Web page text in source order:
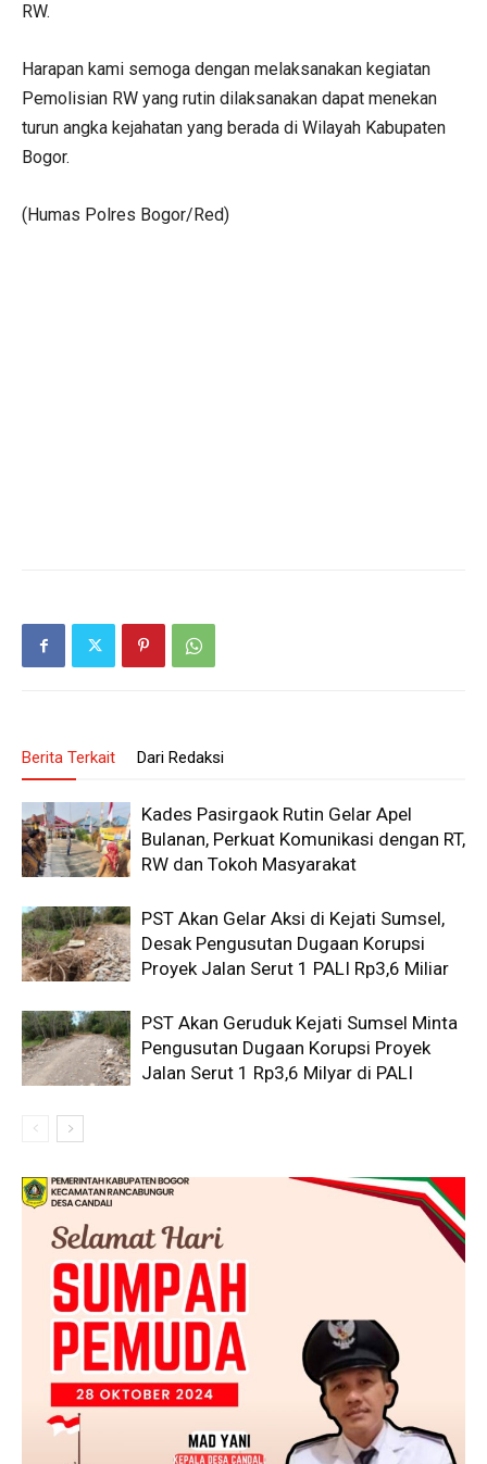
RW.
Harapan kami semoga dengan melaksanakan kegiatan
Pemolisian RW yang rutin dilaksanakan dapat menekan
turun angka kejahatan yang berada di Wilayah Kabupaten
Bogor.
(Humas Polres Bogor/Red)
Berita Terkait Dari Redaksi
Kades Pasirgaok Rutin Gelar Apel
Bulanan, Perkuat Komunikasi dengan RT,
RW dan Tokoh Masyarakat
PST Akan Gelar Aksi di Kejati Sumsel,
Desak Pengusutan Dugaan Korupsi
Proyek Jalan Serut 1 PALI Rp3,6 Miliar
PST Akan Geruduk Kejati Sumsel Minta
Pengusutan Dugaan Korupsi Proyek
Jalan Serut 1 Rp3,6 Milyar di PALI